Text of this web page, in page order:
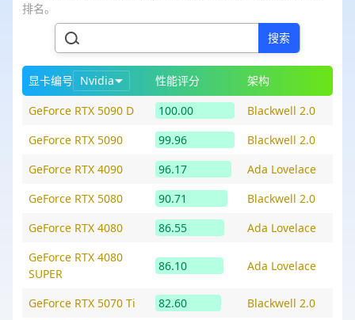
排名。
搜索
显卡编号 Nvidia 性能评分
架构
GeForce RTX 5090 D
100.00
Blackwell 2.0
GeForce RTX 5090
99.96
Blackwell 2.0
GeForce RTX 4090
96.17
Ada Lovelace
GeForce RTX 5080
90.71
Blackwell 2.0
GeForce RTX 4080
86.55
Ada Lovelace
GeForce RTX 4080
SUPER
86.10 Ada Lovelace
GeForce RTX 5070 Ti 82.60
Blackwell 2.0